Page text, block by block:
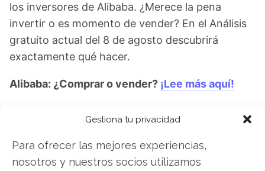
Gestiona tu privacidad
Para ofrecer las mejores experiencias,
nosotros y nuestros socios utilizamos
los inversores de Alibaba. ¿Merece la pena
invertir o es momento de vender? En el Análisis
gratuito actual del 8 de agosto descubrirá
exactamente qué hacer.
Alibaba: ¿Comprar o vender? ¡Lee más aquí!